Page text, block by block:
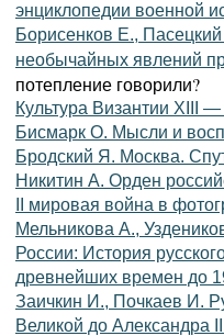
энциклопедии военной
Борисенков Е.,
необычайных явлений
потепление говорили?
Культура Византии XIII
Бисмарк О. Мысли и
Бродский Я. Москва.
Никитин А. Орден
II мировая война в
Мельникова А.,
России: История
древнейших времен до
Заичкин И., Почкаев И.
Великой до Александра